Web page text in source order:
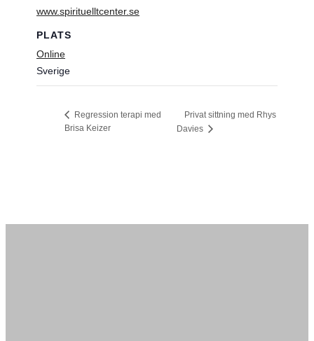
www.spirituelltcenter.se
PLATS
Online
Sverige
Regression terapi med
Brisa Keizer
Privat sittning med Rhys
Davies